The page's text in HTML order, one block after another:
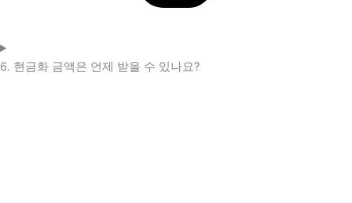
6. 현금화 금액은 언제 받을 수 있나요?